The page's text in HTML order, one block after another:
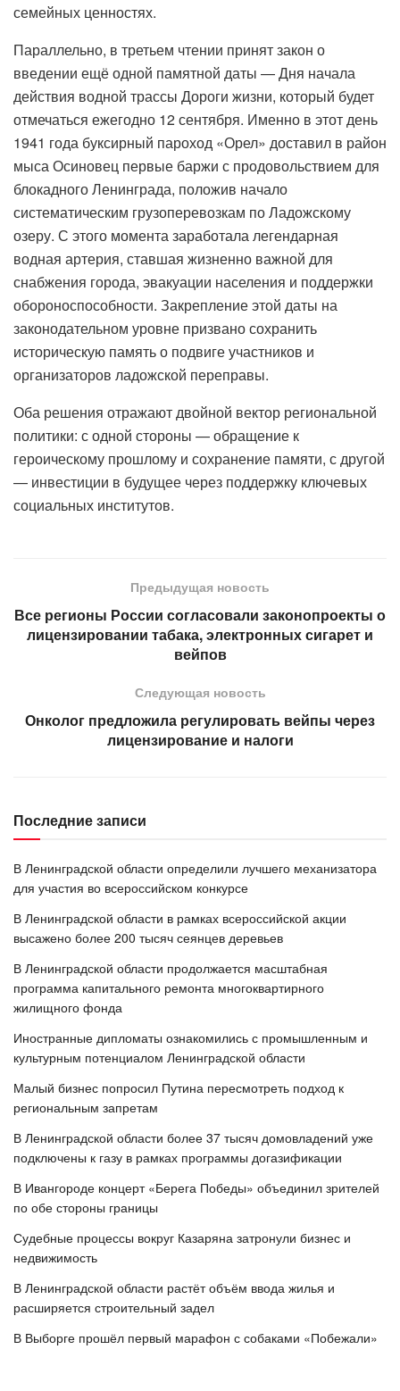
семейных ценностях.
Параллельно, в третьем чтении принят закон о
введении ещё одной памятной даты — Дня начала
действия водной трассы Дороги жизни, который будет
отмечаться ежегодно 12 сентября. Именно в этот день
1941 года буксирный пароход «Орел» доставил в район
мыса Осиновец первые баржи с продовольствием для
блокадного Ленинграда, положив начало
систематическим грузоперевозкам по Ладожскому
озеру. С этого момента заработала легендарная
водная артерия, ставшая жизненно важной для
снабжения города, эвакуации населения и поддержки
обороноспособности. Закрепление этой даты на
законодательном уровне призвано сохранить
историческую память о подвиге участников и
организаторов ладожской переправы.
Оба решения отражают двойной вектор региональной
политики: с одной стороны — обращение к
героическому прошлому и сохранение памяти, с другой
— инвестиции в будущее через поддержку ключевых
социальных институтов.
Предыдущая новость
Все регионы России согласовали законопроекты о
лицензировании табака, электронных сигарет и
вейпов
Следующая новость
Онколог предложила регулировать вейпы через
лицензирование и налоги
Последние записи
В Ленинградской области определили лучшего механизатора
для участия во всероссийском конкурсе
В Ленинградской области в рамках всероссийской акции
высажено более 200 тысяч сеянцев деревьев
В Ленинградской области продолжается масштабная
программа капитального ремонта многоквартирного
жилищного фонда
Иностранные дипломаты ознакомились с промышленным и
культурным потенциалом Ленинградской области
Малый бизнес попросил Путина пересмотреть подход к
региональным запретам
В Ленинградской области более 37 тысяч домовладений уже
подключены к газу в рамках программы догазификации
В Ивангороде концерт «Берега Победы» объединил зрителей
по обе стороны границы
Судебные процессы вокруг Казаряна затронули бизнес и
недвижимость
В Ленинградской области растёт объём ввода жилья и
расширяется строительный задел
В Выборге прошёл первый марафон с собаками «Побежали»